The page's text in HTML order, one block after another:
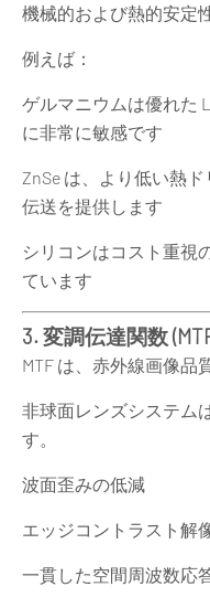
機械的および熱的安定
例えば：
ゲルマニウムは優れた
に非常に敏感です
ZnSe は、より低い熱
伝送を提供します
シリコンはコスト重視
ています
3. 変調伝達関数
MTF は、赤外線画像品
非球面レンズシステム
す。
波面歪みの低減
エッジコントラスト解
一貫した空間周波数応